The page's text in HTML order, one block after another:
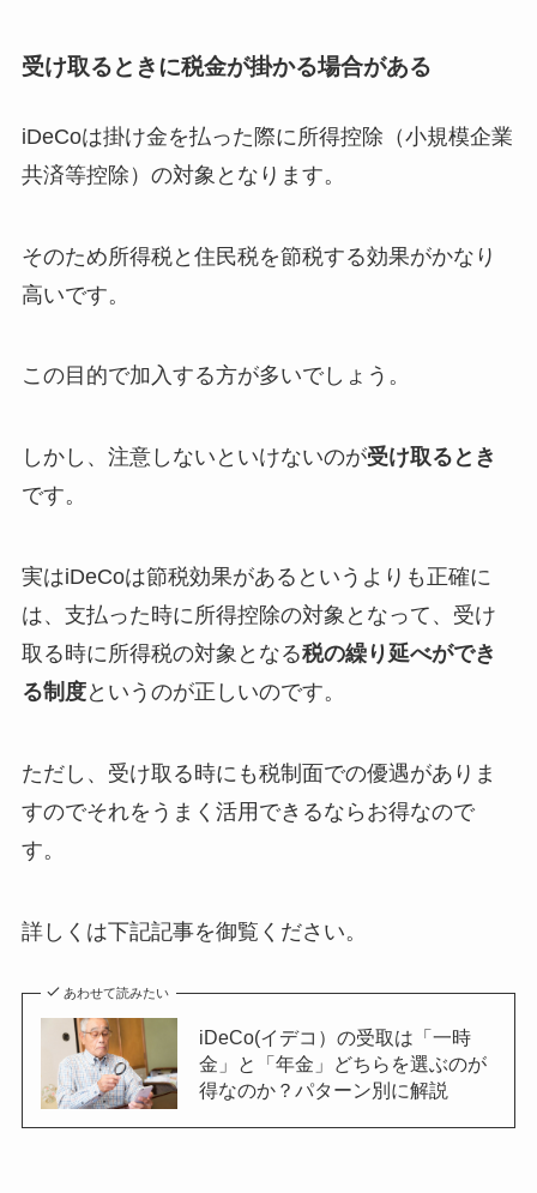
受け取るときに税金が掛かる場合がある
iDeCoは掛け金を払った際に所得控除（小規模企業
共済等控除）の対象となります。
そのため所得税と住民税を節税する効果がかなり
高いです。
この目的で加入する方が多いでしょう。
しかし、注意しないといけないのが受け取るとき
です。
実はiDeCoは節税効果があるというよりも正確に
は、支払った時に所得控除の対象となって、受け
取る時に所得税の対象となる税の繰り延べができ
る制度というのが正しいのです。
ただし、受け取る時にも税制面での優遇がありま
すのでそれをうまく活用できるならお得なので
す。
詳しくは下記記事を御覧ください。
あわせて読みたい
iDeCo(イデコ）の受取は「一時
金」と「年金」どちらを選ぶのが
得なのか？パターン別に解説